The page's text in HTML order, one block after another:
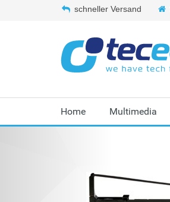
schneller Versand
Home Multimedia